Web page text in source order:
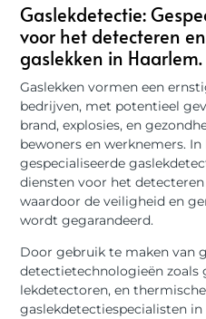
Gaslekdetectie:
voor het detecteren
gaslekken in Haarlem.
Gaslekken vormen een
bedrijven, met potentieel
brand, explosies, en
bewoners en werknemers.
gespecialiseerde
diensten voor het
waardoor de veiligheid en
wordt gegarandeerd.
Door gebruik te maken van
detectietechnologieën zoals
lekdetectoren, en
gaslekdetectiespecialisten